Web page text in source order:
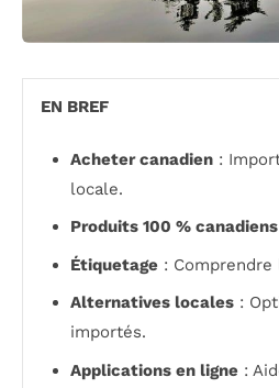
EN BREF
Acheter canadien :
locale.
Produits 100 % canadiens
Étiquetage :
Alternatives locales :
importés.
Applications en ligne :